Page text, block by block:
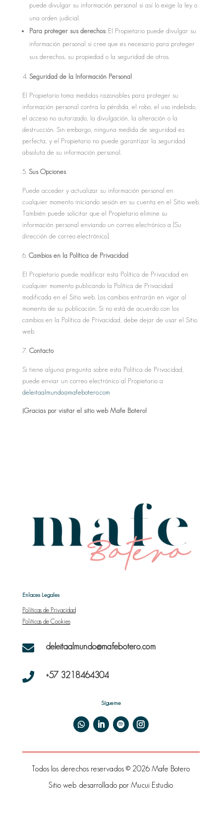
puede divulgar su información personal si así lo exige la ley o
una orden judicial.
Para proteger sus derechos:El Propietario puede divulgar su
información personal si cree que es necesario para proteger
sus derechos, su propiedad o la seguridad de otros.
Seguridad de la Información Personal
El Propietario toma medidas razonables para proteger su
información personal contra la pérdida, el robo, el uso indebido,
el acceso no autorizado, la divulgación, la alteración o la
destrucción. Sin embargo, ninguna medida de seguridad es
perfecta, y el Propietario no puede garantizar la seguridad
absoluta de su información personal.
Sus Opciones
Puede acceder y actualizar su información personal en
cualquier momento iniciando sesión en su cuenta en el Sitio web.
También puede solicitar que el Propietario elimine su
información personal enviando un correo electrónico a [Su
dirección de correo electrónico].
Cambios en la Política de Privacidad
El Propietario puede modificar esta Política de Privacidad en
cualquier momento publicando la Política de Privacidad
modificada en el Sitio web. Los cambios entrarán en vigor al
momento de su publicación. Si no está de acuerdo con los
cambios en la Política de Privacidad, debe dejar de usar el Sitio
web.
Contacto
Si tiene alguna pregunta sobre esta Política de Privacidad,
puede enviar un correo electrónico al Propietario a
deleitaalmundo@mafebotero.com
¡Gracias por visitar el sitio web Mafe Botero!
Enlaces Legales
Políticas de Privacidad
Políticas de Cookies
 deleitaalmundo@mafebotero.com
 +57 3218464304
Sígueme
Todos los derechos reservados © 2026 Mafe Botero
Sitio web desarrollado porMucui Estudio